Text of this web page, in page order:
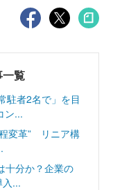
覧
駐者2名で」を目
ン...
変革” リニア構
十分か？企業の
...